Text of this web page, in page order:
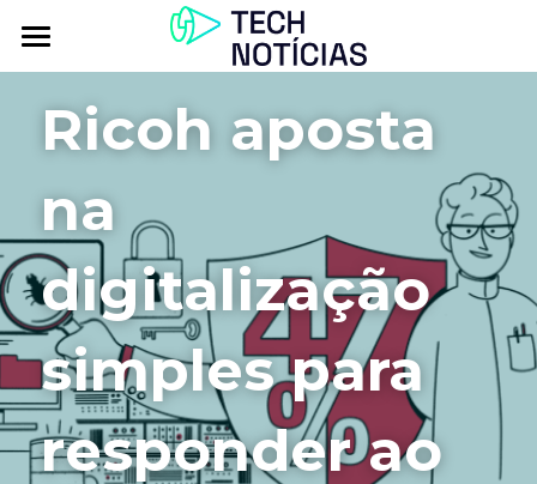
Atualidade
Explorar
Inbox
Contactos
Ricoh aposta
na
digitalização
simples para
responder ao